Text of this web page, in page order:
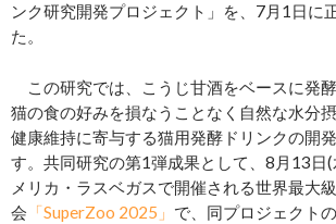
ンク研究開発プロジェクト」を、7月1日に
た。
この研究では、こうじ甘酒をベースに発酵
猫の食の好みを損なうことなく自然な水分
健康維持に寄与する猫用発酵ドリンクの開
す。共同研究の第1弾成果として、8月13日
メリカ・ラスベガスで開催される世界最大
会 「SuperZoo 2025」 で、同プロジェクト